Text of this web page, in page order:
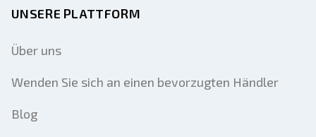
UNSERE PLATTFORM
Über uns
Wenden Sie sich an einen bevorzugten Händler
Blog